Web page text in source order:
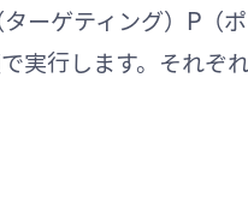
ーゲティング）P（
行します。それぞれ